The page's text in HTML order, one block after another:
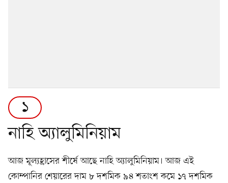
১
নাহি অ্যালুমিনিয়াম
আজ মূল্যহ্রাসের শীর্ষে আছে নাহি অ্যালুমিনিয়াম। আজ এই
কোম্পানির শেয়ারের দাম ৮ দশমিক ৯৪ শতাংশ কমে ১৭ দশমিক